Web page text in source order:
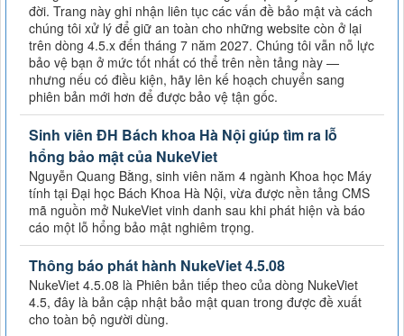
đời. Trang này ghi nhận liên tục các vấn đề bảo mật và cách
chúng tôi xử lý để giữ an toàn cho những website còn ở lại
trên dòng 4.5.x đến tháng 7 năm 2027. Chúng tôi vẫn nỗ lực
bảo vệ bạn ở mức tốt nhất có thể trên nền tảng này —
nhưng nếu có điều kiện, hãy lên kế hoạch chuyển sang
phiên bản mới hơn để được bảo vệ tận gốc.
Sinh viên ĐH Bách khoa Hà Nội giúp tìm ra lỗ
hổng bảo mật của NukeViet
Nguyễn Quang Bằng, sinh viên năm 4 ngành Khoa học Máy
tính tại Đại học Bách Khoa Hà Nội, vừa được nền tảng CMS
mã nguồn mở NukeViet vinh danh sau khi phát hiện và báo
cáo một lỗ hổng bảo mật nghiêm trọng.
Thông báo phát hành NukeViet 4.5.08
NukeViet 4.5.08 là Phiên bản tiếp theo của dòng NukeViet
4.5, đây là bản cập nhật bảo mật quan trong được đề xuất
cho toàn bộ người dùng.